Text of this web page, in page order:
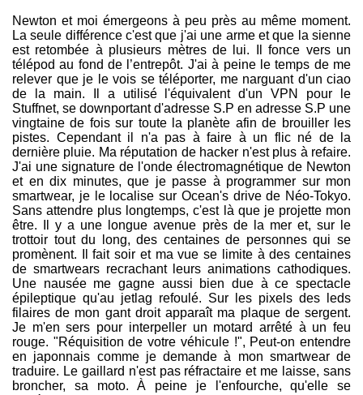
Newton et moi émergeons à peu près au même moment.
La seule différence c'est que j'ai une arme et que la sienne
est retombée à plusieurs mètres de lui. Il fonce vers un
télépod au fond de l’entrepôt. J'ai à peine le temps de me
relever que je le vois se téléporter, me narguant d'un ciao
de la main. Il a utilisé l'équivalent d'un VPN pour le
Stuffnet, se downportant d'adresse S.P en adresse S.P une
vingtaine de fois sur toute la planète afin de brouiller les
pistes. Cependant il n'a pas à faire à un flic né de la
dernière pluie. Ma réputation de hacker n'est plus à refaire.
J'ai une signature de l'onde électromagnétique de Newton
et en dix minutes, que je passe à programmer sur mon
smartwear, je le localise sur Ocean's drive de Néo-Tokyo.
Sans attendre plus longtemps, c'est là que je projette mon
être. Il y a une longue avenue près de la mer et, sur le
trottoir tout du long, des centaines de personnes qui se
promènent. Il fait soir et ma vue se limite à des centaines
de smartwears recrachant leurs animations cathodiques.
Une nausée me gagne aussi bien due à ce spectacle
épileptique qu'au jetlag refoulé. Sur les pixels des leds
filaires de mon gant droit apparaît ma plaque de sergent.
Je m'en sers pour interpeller un motard arrêté à un feu
rouge. "Réquisition de votre véhicule !", Peut-on entendre
en japonnais comme je demande à mon smartwear de
traduire. Le gaillard n'est pas réfractaire et me laisse, sans
broncher, sa moto. À peine je l'enfourche, qu'elle se